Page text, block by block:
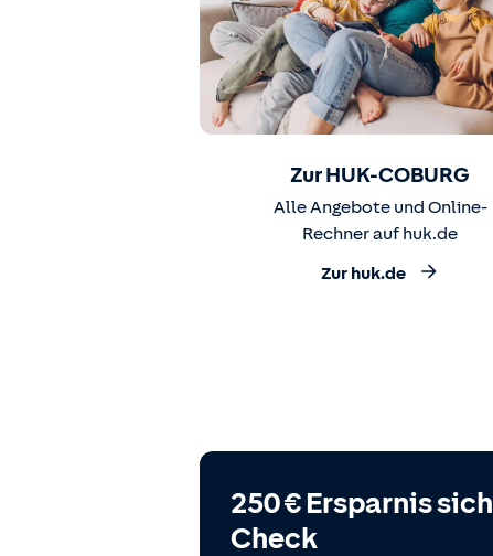
Zur HUK-COBURG
Alle Angebote und Online-
Rechner auf huk.de
Zur huk.de
250 € Ersparnis
Check